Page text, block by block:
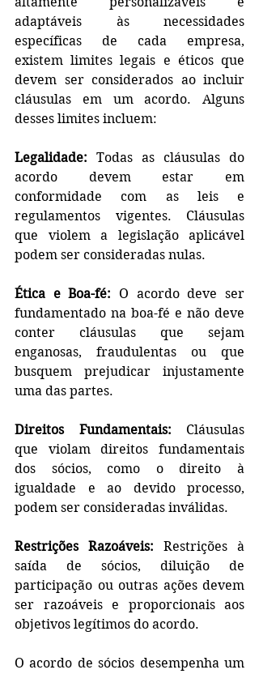
adaptáveis às necessidades
específicas de cada empresa,
existem limites legais e éticos que
devem ser considerados ao incluir
cláusulas em um acordo. Alguns
desses limites incluem:
Legalidade: Todas as cláusulas do
acordo devem estar em
conformidade com as leis e
regulamentos vigentes. Cláusulas
que violem a legislação aplicável
podem ser consideradas nulas.
Ética e Boa-fé: O acordo deve ser
fundamentado na boa-fé e não deve
conter cláusulas que sejam
enganosas, fraudulentas ou que
busquem prejudicar injustamente
uma das partes.
Direitos Fundamentais: Cláusulas
que violam direitos fundamentais
dos sócios, como o direito à
igualdade e ao devido processo,
podem ser consideradas inválidas.
Restrições Razoáveis: Restrições à
saída de sócios, diluição de
participação ou outras ações devem
ser razoáveis e proporcionais aos
objetivos legítimos do acordo.
O acordo de sócios desempenha um